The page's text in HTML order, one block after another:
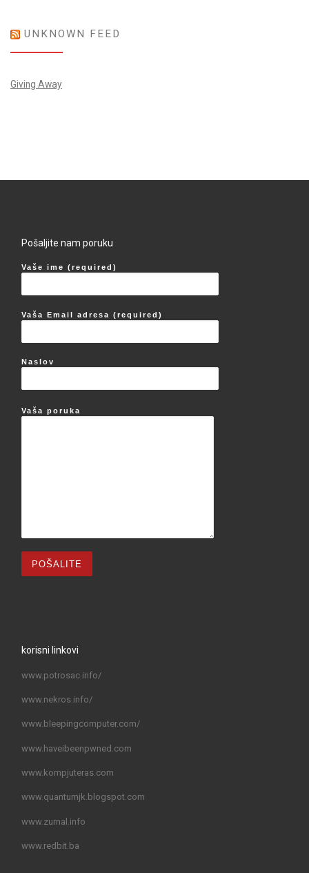
UNKNOWN FEED
Giving Away
Pošaljite nam poruku
Vaše ime (required)
Vaša Email adresa (required)
Naslov
Vaša poruka
korisni linkovi
www.potrosac.info/
www.nekros.info/
www.bleepingcomputer.com/
www.haveibeenpwned.com
www.kompjuteras.com
www.quantumjk.blogspot.com
www.zurnal.info
www.redbit.ba